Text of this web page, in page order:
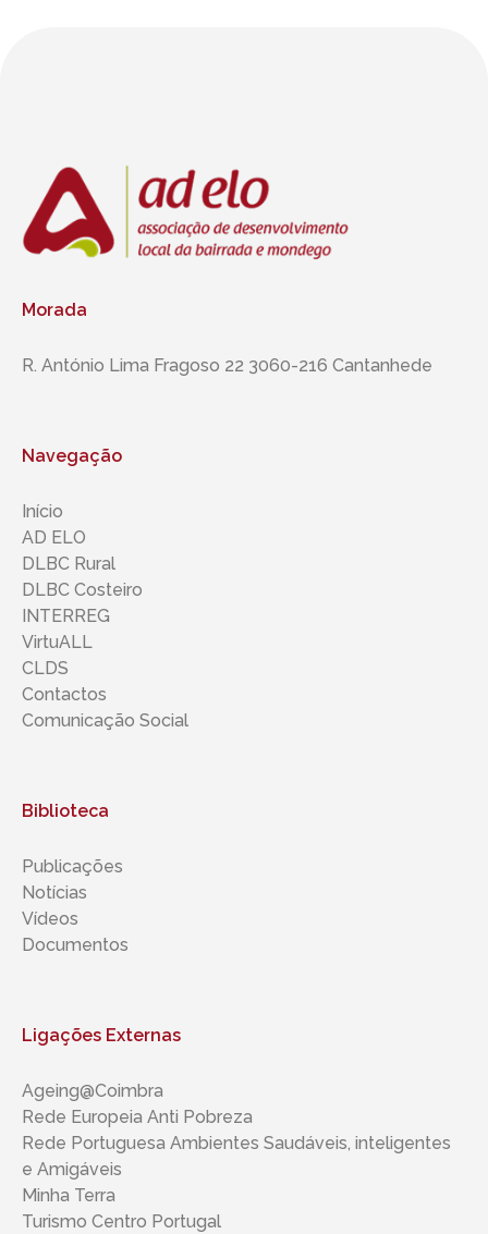
Morada
R. António Lima Fragoso 22 3060-216 Cantanhede
Navegação
Início
AD ELO
DLBC Rural
DLBC Costeiro
INTERREG
VirtuALL
CLDS
Contactos
Comunicação Social
Biblioteca
Publicações
Notícias
Vídeos
Documentos
Ligações Externas
Ageing@Coimbra
Rede Europeia Anti Pobreza
Rede Portuguesa Ambientes Saudáveis, inteligentes ​​
e Amigáveis
Minha Terra
Turismo Centro Portugal